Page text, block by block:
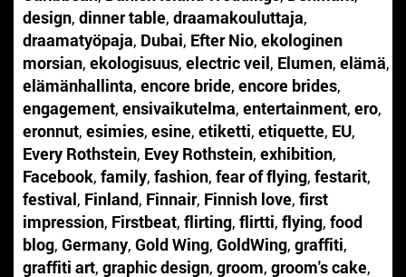
design, dinner table, draamakouluttaja,
draamatyöpaja, Dubai, Efter Nio, ekologinen
morsian, ekologisuus, electric veil, Elumen, elämä,
elämänhallinta, encore bride, encore brides,
engagement, ensivaikutelma, entertainment, ero,
eronnut, esimies, esine, etiketti, etiquette, EU,
Every Rothstein, Evey Rothstein, exhibition,
Facebook, family, fashion, fear of flying, festarit,
festival, Finland, Finnair, Finnish love, first
impression, Firstbeat, flirting, flirtti, flying, food
blog, Germany, Gold Wing, GoldWing, graffiti,
graffiti art, graphic design, groom, groom's cake,